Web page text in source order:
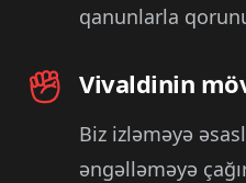
qanunlarla
Vivaldinin
Biz izləməyə
əngəlləməyə